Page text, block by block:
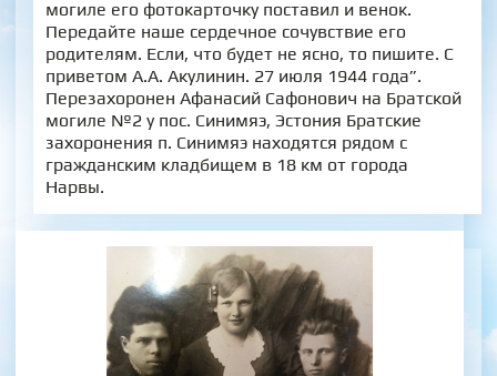
могиле его фотокарточку поставил и венок.
Передайте наше сердечное сочувствие его
родителям. Если, что будет не ясно, то пишите. С
приветом А.А. Акулинин. 27 июля 1944 года”.
Перезахоронен Афанасий Сафонович на Братской
могиле №2 у пос. Синимяэ, Эстония Братские
захоронения п. Синимяэ находятся рядом с
гражданским кладбищем в 18 км от города
Нарвы.